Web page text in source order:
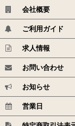
会社概要
ご利用ガイド
求人情報
お問い合わせ
お知らせ
営業日